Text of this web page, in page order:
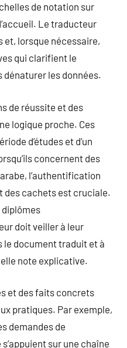
de notation sur
Le traducteur
lorsque nécessaire,
qui clarifient le
dénaturer les données.
de réussite et des
logique proche. Ces
d’études et d’un
concernent des
l’authentification
des cachets est cruciale.
diplômes
doit veiller à leur
le document traduit et à
note explicative.
et des faits concrets
pratiques. Par exemple,
demandes de
sur une chaîne